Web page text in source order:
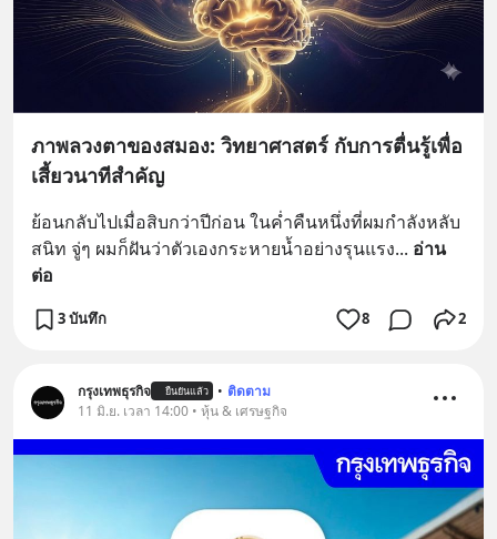
ภาพลวงตาของสมอง: วิทยาศาสตร์ กับการตื่นรู้เพื่อ
เสี้ยวนาทีสำคัญ
ย้อนกลับไปเมื่อสิบกว่าปีก่อน ในค่ำคืนหนึ่งที่ผมกำลังหลับ
สนิท จู่ๆ ผมก็ฝันว่าตัวเองกระหายน้ำอย่างรุนแรง... อ่าน
ต่อ
3 บันทึก 8 2
กรุงเทพธุรกิจ ยืนยันแล้ว • ติดตาม
11 มิ.ย. เวลา 14:00 • หุ้น & เศรษฐกิจ